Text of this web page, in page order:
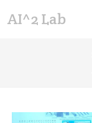
AI^2 Lab